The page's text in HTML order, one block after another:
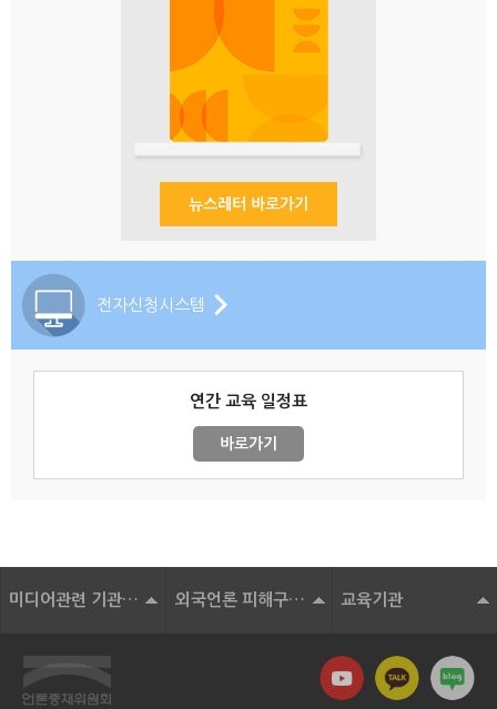
뉴스레터 바로가기
전자신청시스템
연간 교육 일정표
바로가기
미디어관련 기관 및 단체 외국언론 피해구제기구 교육기관